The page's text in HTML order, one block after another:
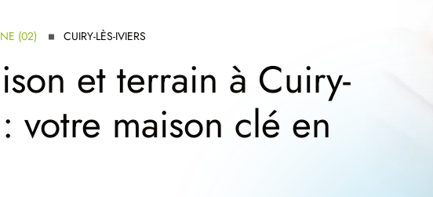
(02) CUIRY-LÈS-IVIERS
et terrain à Cuiry-
votre maison clé en